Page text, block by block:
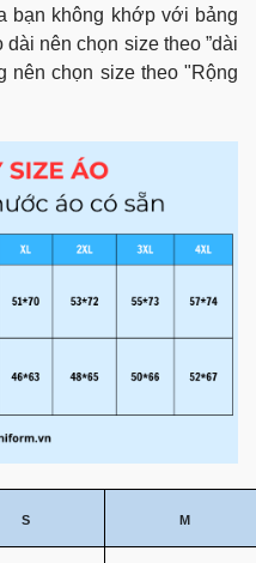
bạn không khớp với bảng
nên chọn size theo ”dài
nên chọn size theo "Rộng
S M